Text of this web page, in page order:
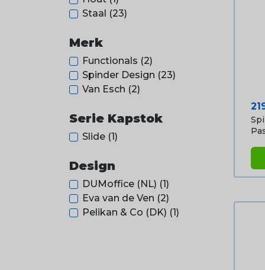
Staal (23)
Merk
Functionals (2)
Spinder Design (23)
Van Esch (2)
Serie Kapstok
Slide (1)
Design
DUMoffice (NL) (1)
Eva van de Ven (2)
Pelikan & Co (DK) (1)